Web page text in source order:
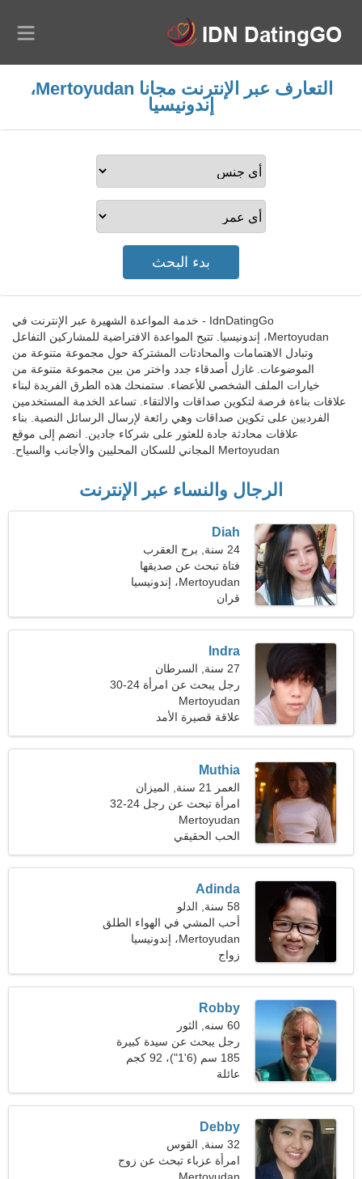
التعارف عبر الإنترنت مجانا Mertoyudan،
إندونيسيا
IdnDatingGo - خدمة المواعدة الشهيرة عبر الإنترنت في
Mertoyudan، إندونيسيا. تتيح المواعدة الافتراضية للمشاركين التفاعل
وتبادل الاهتمامات والمحادثات المشتركة حول مجموعة متنوعة من
الموضوعات. غازل أصدقاء جدد واختر من بين مجموعة متنوعة من
خيارات الملف الشخصي للأعضاء. ستمنحك هذه الطرق الفريدة لبناء
علاقات بناءة فرصة لتكوين صداقات والالتقاء. تساعد الخدمة المستخدمين
الفرديين على تكوين صداقات وهي رائعة لإرسال الرسائل النصية. بناء
علاقات محادثة جادة للعثور على شركاء جادين. انضم إلى موقع
Mertoyudan المجاني للسكان المحليين والأجانب والسياح.
الرجال والنساء عبر الإنترنت
Diah
24 سنة, برج العقرب
فتاة تبحث عن صديقها
Mertoyudan، إندونيسيا
قران
Indra
27 سنة, السرطان
رجل يبحث عن امرأة 24-30
Mertoyudan
علاقة قصيرة الأمد
Muthia
العمر 21 سنة, الميزان
امرأة تبحث عن رجل 24-32
Mertoyudan
الحب الحقيقي
Adinda
58 سنة, الدلو
أحب المشي في الهواء الطلق
والحفلات الموسيقية
Mertoyudan، إندونيسيا
زواج
Robby
60 سنه, الثور
رجل يبحث عن سيدة كبيرة
51-58
185 سم (6'1")، 92 كجم
(202 رطل)
عائلة
Debby
32 سنة, القوس
امرأة عزباء تبحث عن زوج